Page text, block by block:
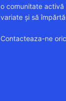
o comunitate
variate și să
Contacteaza-ne